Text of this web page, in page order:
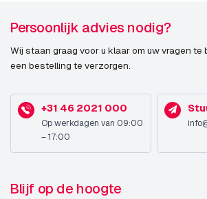
Persoonlijk advies nodig?
Wij staan graag voor u klaar om uw vragen te
een bestelling te verzorgen.
+31 46 2021 000
Op werkdagen van 09:00
– 17:00
Blijf op de hoogte